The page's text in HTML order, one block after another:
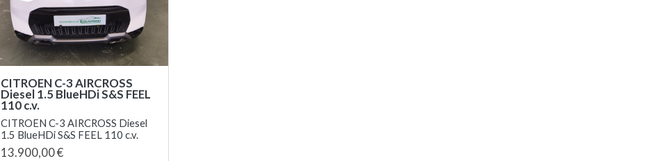
CITROEN C-3 AIRCROSS
Diesel 1.5 BlueHDi S&S FEEL
110 c.v.
CITROEN C-3 AIRCROSS Diesel
1.5 BlueHDi S&S FEEL 110 c.v.
13.900,00 €